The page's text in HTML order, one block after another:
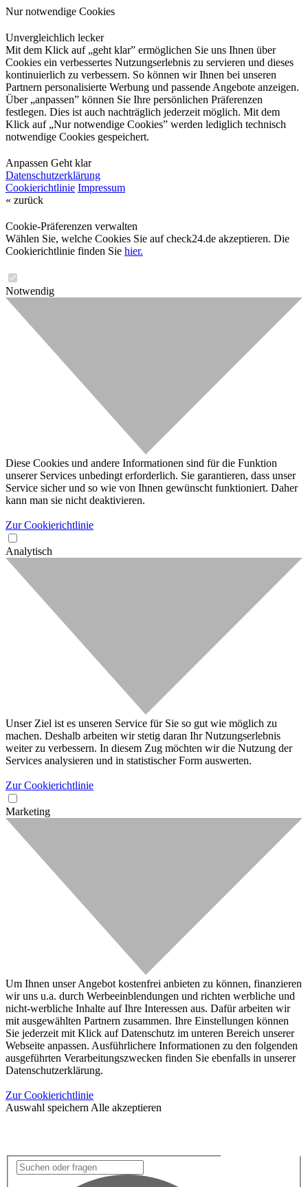
Nur notwendige Cookies
Unvergleichlich lecker
Mit dem Klick auf „geht klar” ermöglichen Sie uns Ihnen über
Cookies ein verbessertes Nutzungserlebnis zu servieren und dieses
kontinuierlich zu verbessern. So können wir Ihnen bei unseren
Partnern personalisierte Werbung und passende Angebote anzeigen.
Über „anpassen” können Sie Ihre persönlichen Präferenzen
festlegen. Dies ist auch nachträglich jederzeit möglich. Mit dem
Klick auf „Nur notwendige Cookies” werden lediglich technisch
notwendige Cookies gespeichert.
Anpassen Geht klar
Datenschutzerklärung
Cookierichtlinie Impressum
« zurück
Cookie-Präferenzen verwalten
Wählen Sie, welche Cookies Sie auf check24.de akzeptieren. Die
Cookierichtlinie finden Sie hier.
Notwendig
Diese Cookies und andere Informationen sind für die Funktion
unserer Services unbedingt erforderlich. Sie garantieren, dass unser
Service sicher und so wie von Ihnen gewünscht funktioniert. Daher
kann man sie nicht deaktivieren.
Zur Cookierichtlinie
Analytisch
Unser Ziel ist es unseren Service für Sie so gut wie möglich zu
machen. Deshalb arbeiten wir stetig daran Ihr Nutzungserlebnis
weiter zu verbessern. In diesem Zug möchten wir die Nutzung der
Services analysieren und in statistischer Form auswerten.
Zur Cookierichtlinie
Marketing
Um Ihnen unser Angebot kostenfrei anbieten zu können, finanzieren
wir uns u.a. durch Werbeeinblendungen und richten werbliche und
nicht-werbliche Inhalte auf Ihre Interessen aus. Dafür arbeiten wir
mit ausgewählten Partnern zusammen. Ihre Einstellungen können
Sie jederzeit mit Klick auf Datenschutz im unteren Bereich unserer
Webseite anpassen. Ausführlichere Informationen zu den folgenden
ausgeführten Verarbeitungszwecken finden Sie ebenfalls in unserer
Datenschutzerklärung.
Zur Cookierichtlinie
Auswahl speichern Alle akzeptieren